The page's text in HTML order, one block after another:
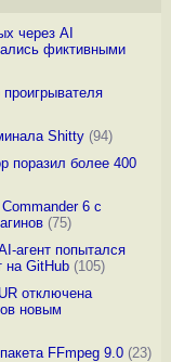
через AI
фиктивными
Shitty(94)
поразил более 400
6 c
(75)
агент попытался
на GitHub(105)
отключена
новым
FFmpeg 9.0(23)